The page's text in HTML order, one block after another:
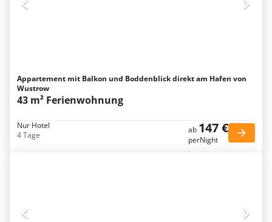
Appartement mit Balkon und Boddenblick direkt am Hafen von
Wustrow
43 m² Ferienwohnung
Nur Hotel
4 Tage
ab 147 €
perNight